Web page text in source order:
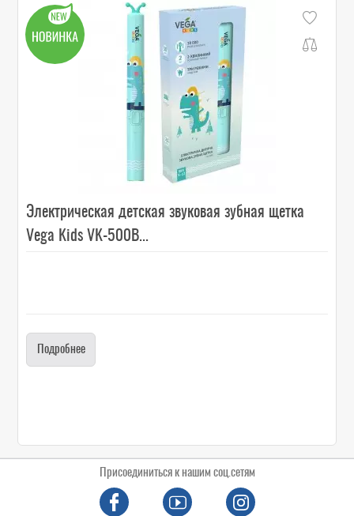
Электрическая детская звуковая зубная щетка
Vega Kids VK-500B...
Подробнее
Присоединиться к нашим соц.сетям